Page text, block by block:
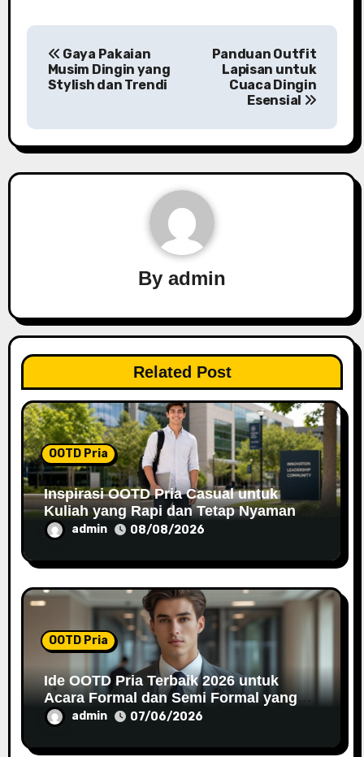
P
t
n
a
i
o
n
Gaya Pakaian
Musim Dingin yang
Stylish dan Trendi
Panduan Outfit
Lapisan untuk
Cuaca Dingin
Esensial
By admin
Related Post
OOTD Pria
Inspirasi OOTD Pria Casual untuk
Kuliah yang Rapi dan Tetap Nyaman di
2026admin 08/08/2026
OOTD Pria
Ide OOTD Pria Terbaik 2026 untuk
Acara Formal dan Semi Formal yang
Stylish
admin 07/06/2026